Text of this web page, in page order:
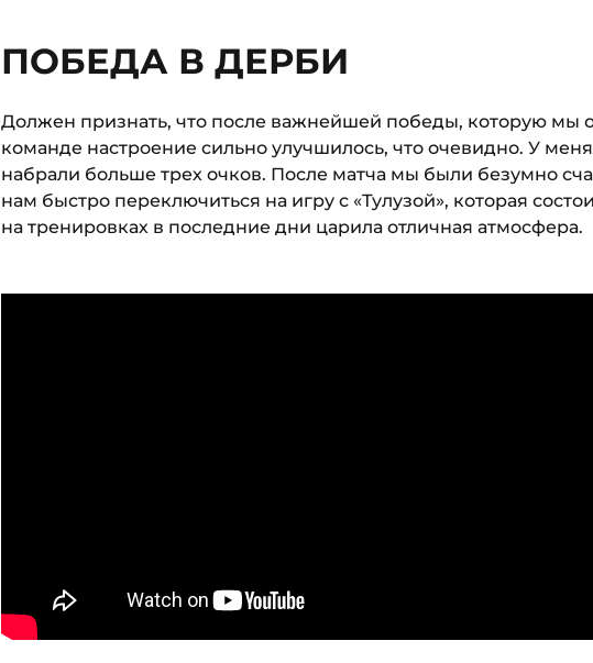
ПОБЕДА В ДЕРБИ
Должен признать, что после важнейшей победы, которую мы
команде настроение сильно улучшилось, что очевидно. У
набрали больше трех очков. После матча мы были безумно
нам быстро переключиться на игру с «Тулузой», которая
на тренировках в последние дни царила отличная атмосфера.